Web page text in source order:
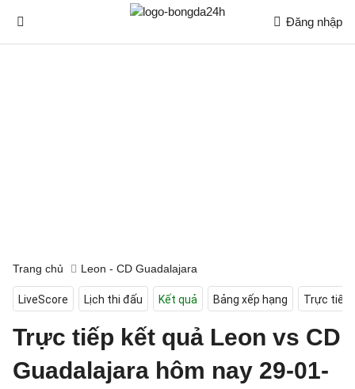
Đăng nhập
Trang chủ Leon - CD Guadalajara
LiveScore Lịch thi đấu Kết quả Bảng xếp hạng Trực tiếp
Trực tiếp kết quả Leon vs CD
Guadalajara hôm nay 29-01-